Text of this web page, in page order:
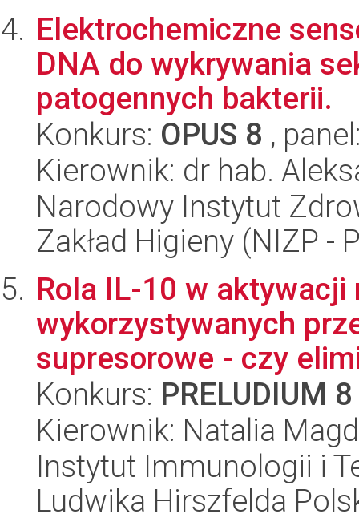
Elektrochemiczne
DNA do wykrywania
patogennych bakterii.
Konkurs: OPUS 8 ,
Kierownik: dr hab.
Narodowy Instytut
Zakład Higieny (NIZP -
Rola IL-10 w
wykorzystywanych
supresorowe - czy
Konkurs: PRELUDIUM 8
Kierownik: Natalia
Instytut Immunologii i
Ludwika Hirszfelda